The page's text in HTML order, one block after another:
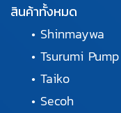
สินค้าทั้งหมด
• Shinmaywa
• Tsurumi Pump
• Taiko
• Secoh